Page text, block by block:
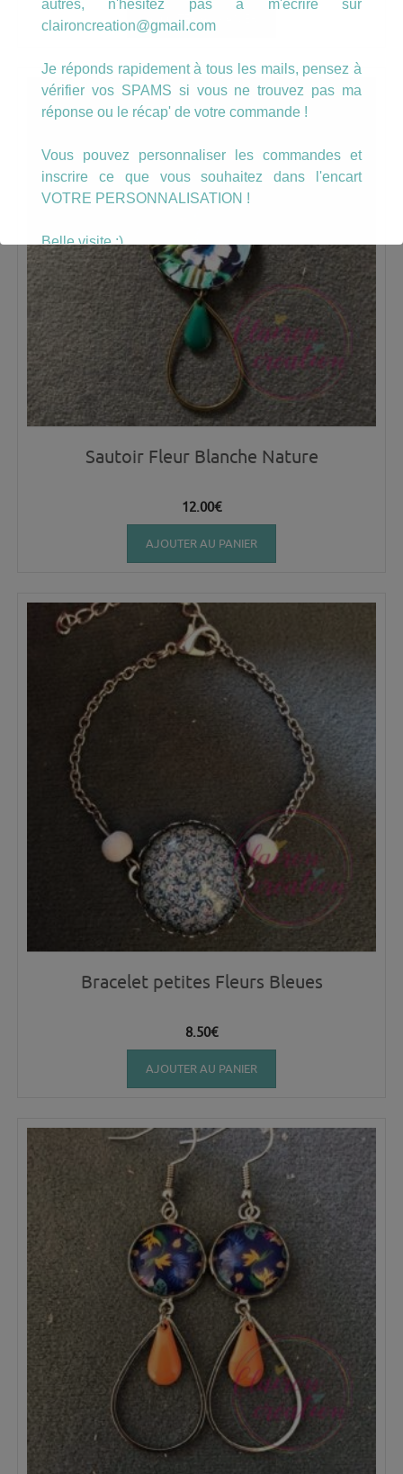
AJOUTER AU PANIER
Sautoir Fleur Blanche Nature
12.00€
AJOUTER AU PANIER
Bracelet petites Fleurs Bleues
8.50€
AJOUTER AU PANIER
autres, n'hésitez pas à m'écrire sur
claironcreation@gmail.com
Je réponds rapidement à tous les mails, pensez à
vérifier vos SPAMS si vous ne trouvez pas ma
réponse ou le récap' de votre commande !
Vous pouvez personnaliser les commandes et
inscrire ce que vous souhaitez dans l'encart
VOTRE PERSONNALISATION !
Belle visite :)